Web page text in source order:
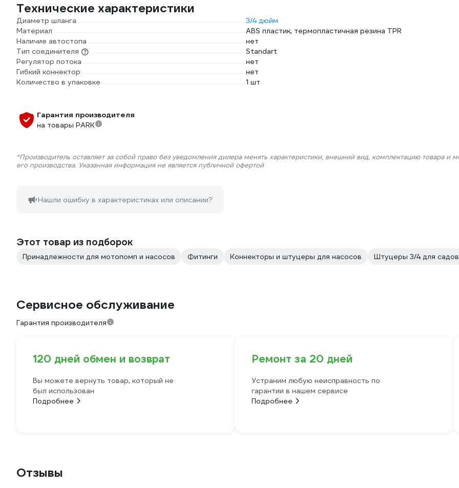
Технические характеристики
Диаметр шланга
3/4 дюйм
Материал
ABS пластик, термопластичная резина TPR
Наличие автостопа
нет
Тип соединителя
Standart
Регулятор потока
нет
Гибкий коннектор
нет
Количество в упаковке
1 шт
Гарантия производителя
на товары PARK
*Производитель оставляет за собой право без уведомления дилера менять характеристики, внешний вид, комплектацию товара и
его производства. Указанная информация не является публичной офертой
Нашли ошибку в характеристиках или описании?
Этот товар из подборок
Принадлежности для мотопомп и насосов Фитинги Коннекторы и штуцеры для насосов Штуцеры 3/4 для
Сервисное обслуживание
Гарантия производителя
120 дней обмен и возврат
Вы можете вернуть товар, который не
был использован
Подробнее
Ремонт за 20 дней
Устраним любую неисправность по
гарантии в нашем сервисе
Подробнее
Отзывы